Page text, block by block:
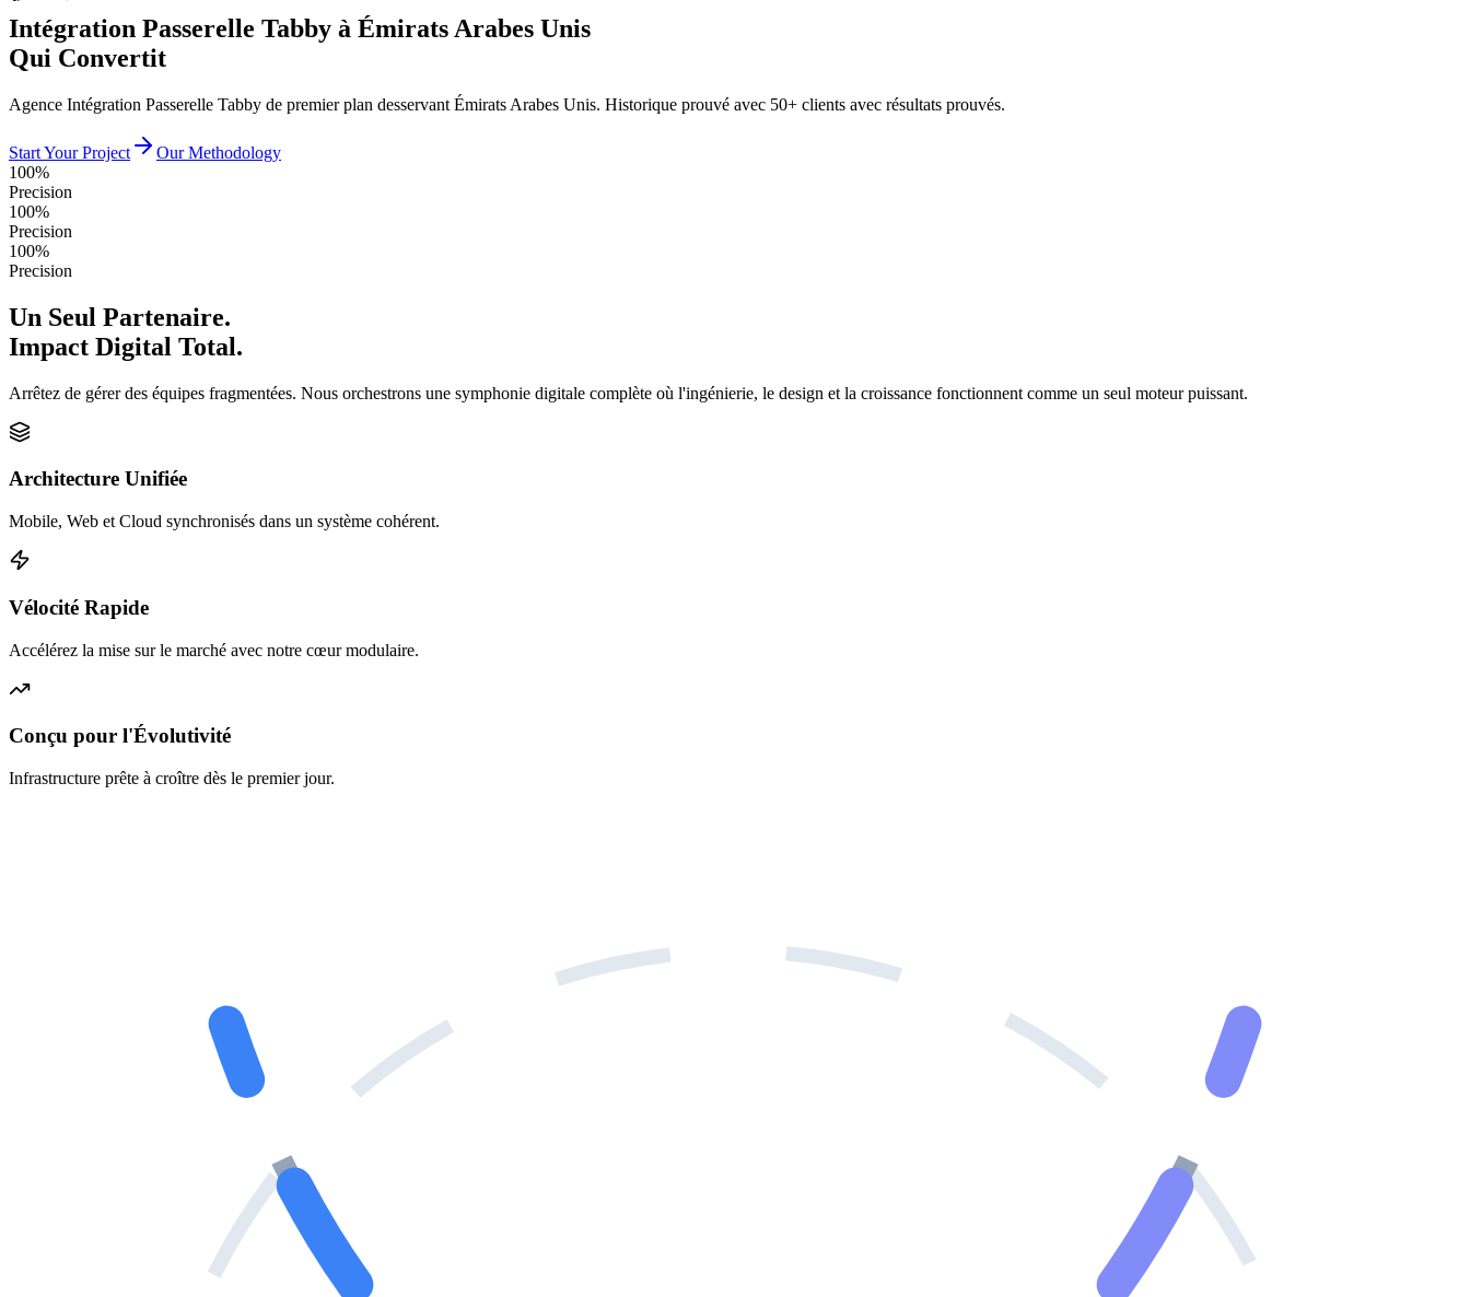
Intégration Passerelle Tabby à Émirats Arabes Unis
Qui Convertit
Agence Intégration Passerelle Tabby de premier plan desservant Émirats Arabes Unis. Historique prouvé avec 50+ clients avec résultats prouvés.
Start Your Project
Our Methodology
100%
Precision
100%
Precision
100%
Precision
Un Seul Partenaire.
Impact Digital Total.
Arrêtez de gérer des équipes fragmentées. Nous orchestrons une symphonie digitale complète où l'ingénierie, le design et la croissance fonctionnent comme un seul moteur puissant.
Architecture Unifiée
Mobile, Web et Cloud synchronisés dans un système cohérent.
Vélocité Rapide
Accélérez la mise sur le marché avec notre cœur modulaire.
Conçu pour l'Évolutivité
Infrastructure prête à croître dès le premier jour.